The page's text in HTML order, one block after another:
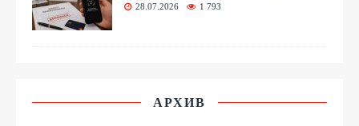
28.07.2026 1 793
АРХИВ